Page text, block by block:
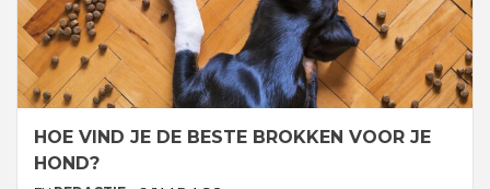
HOE VIND JE DE BESTE BROKKEN VOOR JE
HOND?